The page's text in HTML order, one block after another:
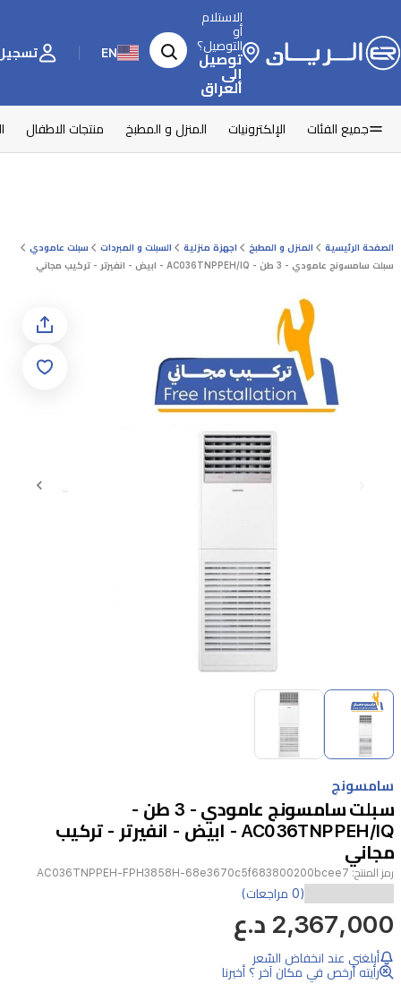
الاستلام
أو
التوصيل؟
توصيل
إلى
العراق
EN تسجيل
جميع الفئات الإلكترونيات المنزل و المطبخ منتجات الاطفال
الصفحة الرئيسية المنزل و المطبخ اجهزة منزلية السبلت و المبردات
سبلت عامودي
سبلت سامسونج عامودي - 3 طن - AC036TNPPEH/IQ - ابيض - انفيرتر - تركيب مجاني
Item
1
2
سامسونج
سبلت سامسونج عامودي - 3 طن -
AC036TNPPEH/IQ - ابيض - انفيرتر - تركيب
مجاني
رمز المنتج: AC036TNPPEH-FPH3858H-68e3670c5f683800200bcee7
سامسونج
AC036TNPPEH/IQ
بقدرة
(0 مراجعات)
2,367,000 د.ع
أبلغني عند انخفاض السّعر
رأيته أرخص في مكان آخر ؟ أخبرنا